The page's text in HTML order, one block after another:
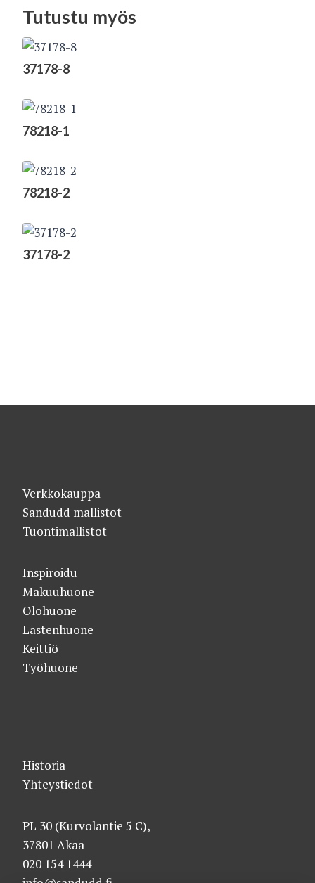
Tutustu myös
37178-8
78218-1
78218-2
37178-2
Verkkokauppa
Sandudd mallistot
Tuontimallistot
Inspiroidu
Makuuhuone
Olohuone
Lastenhuone
Keittiö
Työhuone
Historia
Yhteystiedot
PL 30 (Kurvolantie 5 C),
37801 Akaa
020 154 1444